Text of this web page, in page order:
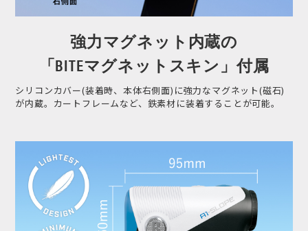
強力マグネット内蔵の
「BITEマグネットスキン」付属
シリコンカバー(装着時、本体右側面)に強力なマグネット(磁石)
が内蔵。カートフレームなど、鉄素材に装着することが可能。